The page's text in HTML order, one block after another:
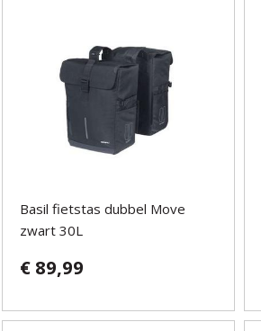
Basil fietstas dubbel Move
zwart 30L
€ 89,99